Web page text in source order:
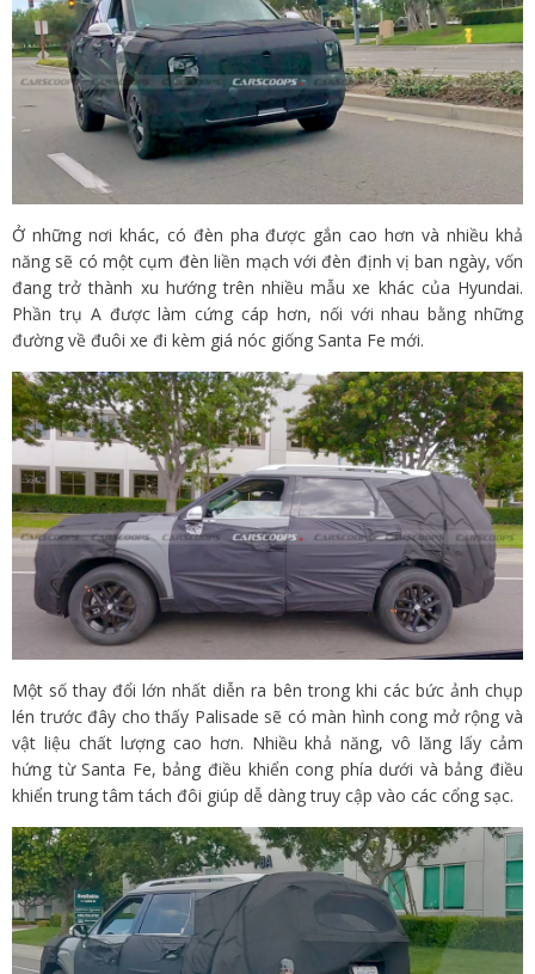
Ở những nơi khác, có đèn pha được gắn cao hơn và nhiều khả
năng sẽ có một cụm đèn liền mạch với đèn định vị ban ngày, vốn
đang trở thành xu hướng trên nhiều mẫu xe khác của Hyundai.
Phần trụ A được làm cứng cáp hơn, nối với nhau bằng những
đường về đuôi xe đi kèm giá nóc giống Santa Fe mới.
Một số thay đổi lớn nhất diễn ra bên trong khi các bức ảnh chụp
lén trước đây cho thấy Palisade sẽ có màn hình cong mở rộng và
vật liệu chất lượng cao hơn. Nhiều khả năng, vô lăng lấy cảm
hứng từ Santa Fe, bảng điều khiển cong phía dưới và bảng điều
khiển trung tâm tách đôi giúp dễ dàng truy cập vào các cổng sạc.